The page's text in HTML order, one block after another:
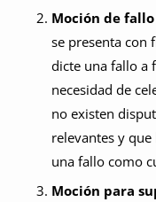
Moción de
se presenta con
dicte una fallo a
necesidad de
no existen
relevantes y
una fallo como
Moción para